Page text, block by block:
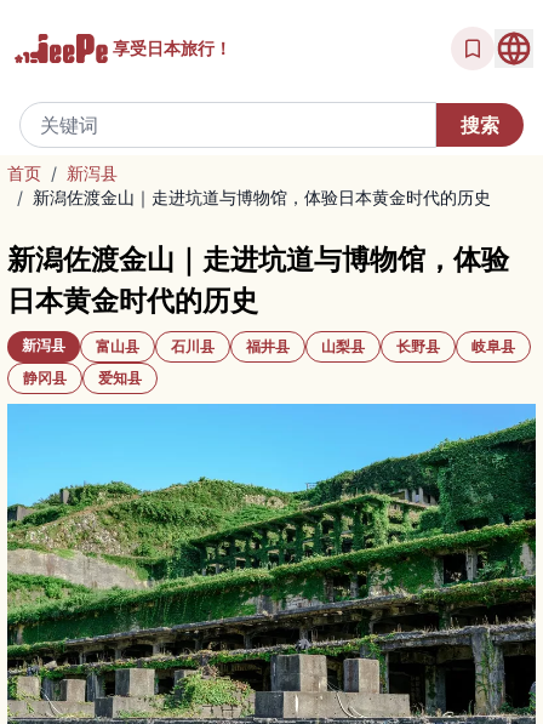
享受日本旅行！
首页 / 新泻县
/ 新潟佐渡金山｜走进坑道与博物馆，体验日本黄金时代的历史
新潟佐渡金山｜走进坑道与博物馆，体验
日本黄金时代的历史
新泻县 富山县 石川县 福井县 山梨县 长野县
岐阜县
静冈县
爱知县